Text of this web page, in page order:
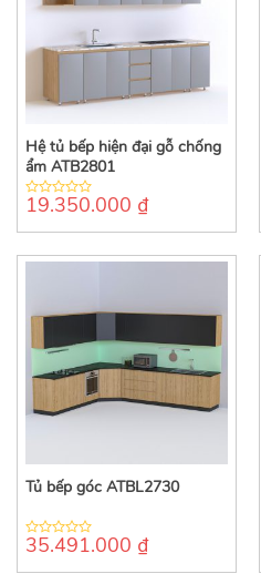
Hệ tủ bếp hiện đại gỗ chống
ẩm ATB2801
0
of
19.350.000 ₫
Tủ bếp góc ATBL2730
0
of
35.491.000 ₫